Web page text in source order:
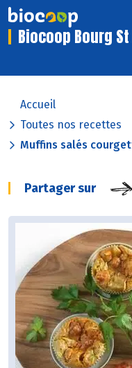
Biocoop Bourg
Accueil
Toutes nos recettes
Muffins salés
Partager sur